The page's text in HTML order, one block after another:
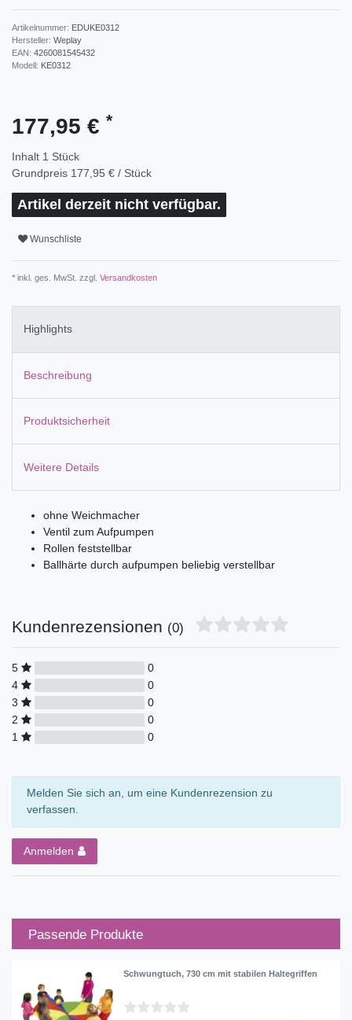
Artikelnummer: EDUKE0312
Hersteller: Weplay
EAN: 4260081545432
Modell: KE0312
177,95 € *
Inhalt 1 Stück
Grundpreis 177,95 € / Stück
Artikel derzeit nicht verfügbar.
Wunschliste
* inkl. ges. MwSt. zzgl. Versandkosten
Highlights
Beschreibung
Produktsicherheit
Weitere Details
ohne Weichmacher
Ventil zum Aufpumpen
Rollen feststellbar
Ballhärte durch aufpumpen beliebig verstellbar
Kundenrezensionen (0)
5
0
4
0
3
0
2
0
1
0
Melden Sie sich an, um eine Kundenrezension zu
verfassen.
Anmelden
Passende Produkte
Schwungtuch, 730 cm mit stabilen Haltegriffen